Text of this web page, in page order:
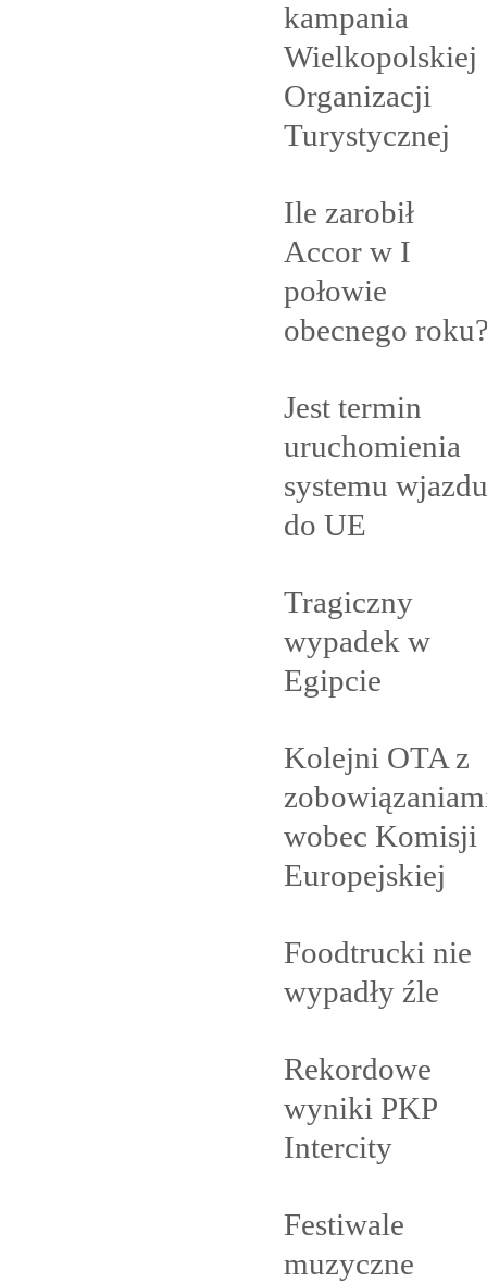
kampania
Wielkopolskiej
Organizacji
Turystycznej
Ile zarobił
Accor w I
połowie
obecnego
Jest termin
uruchomienia
systemu wjazdu
do UE
Tragiczny
wypadek w
Egipcie
Kolejni OTA z
wobec Komisji
Europejskiej
Foodtrucki nie
wypadły źle
Rekordowe
wyniki PKP
Intercity
Festiwale
muzyczne